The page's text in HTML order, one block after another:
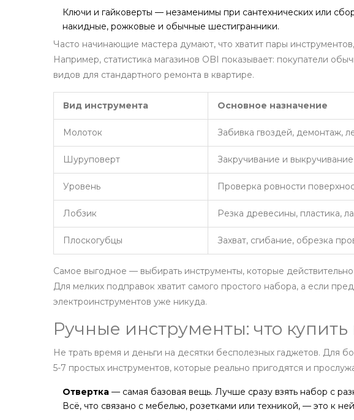
Ключи и гайковерты — незаменимы при сантехнических или
накидные, рожковые и обычные шестигранники.
Часто начинающие мастера думают, что хватит пары
Например, статистика магазинов OBI показывает: покупатели
видов для стандартного ремонта в квартире.
Вид инструмента Основное назначение
Молоток Забивка гвоздей, демонтаж,
Шуруповерт Закручивание и
Уровень Проверка ровности
Лобзик Резка древесины, пластика,
Плоскогубцы Захват, сгибание, обрезка
Самое выгодное — выбирать инструменты, которые
Для мелких подправок хватит самого простого набора, а если
электроинструментов уже никуда.
Ручные инструменты: что
Не трать время и деньги на десятки бесполезных гаджетов. Для
5-7 простых инструментов, которые реально пригодятся и
Отвертка — самая базовая вещь. Лучше сразу взять набор с
Всё, что связано с мебелью, розетками или техникой, — это к